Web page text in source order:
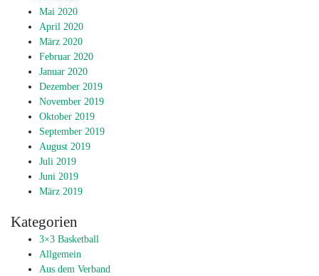
Mai 2020
April 2020
März 2020
Februar 2020
Januar 2020
Dezember 2019
November 2019
Oktober 2019
September 2019
August 2019
Juli 2019
Juni 2019
März 2019
Kategorien
3×3 Basketball
Allgemein
Aus dem Verband